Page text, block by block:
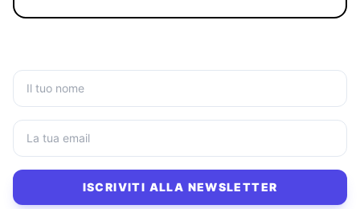
ISCRIVITI ALLA NEWSLETTER